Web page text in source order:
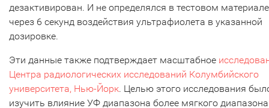
дезактивирован. И не определялся в тестовом
через 6 секунд воздействия ультрафиолета в указанной
дозировке.
Эти данные также подтверждает масштабное
Центра радиологических исследований Колумбийского
университета, Нью-Йорк. Целью этого исследования
изучить влияние УФ диапазона более мягкого